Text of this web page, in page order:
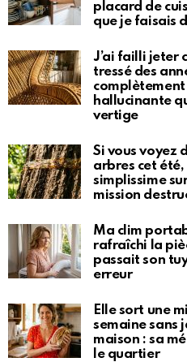
placard de
que je faisais
J’ai failli jeter
tressé des
hallucinante
vertige
Si vous voyez
arbres cet été,
simplissime
mission
Ma clim
rafraîchi la
passait son
erreur
Elle sort une
semaine sans
maison : sa
le quartier